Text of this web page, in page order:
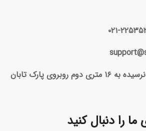
۲۲۵۳۵۳۱۶
بزرگراه رسالت -نرسیده به ۱۶ متری دوم روبروی پارک تابان
را دنبال کنید